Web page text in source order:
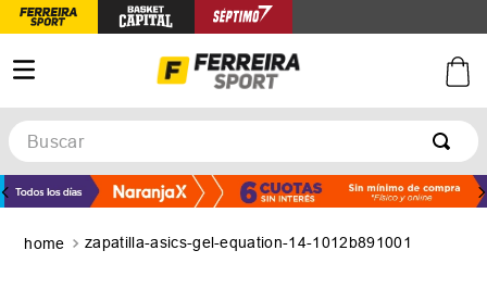
Buscar
zapatilla-asics-gel-equation-14-1012b891001
TÉRMINOS MÁS BUSCADOS
zapatillas